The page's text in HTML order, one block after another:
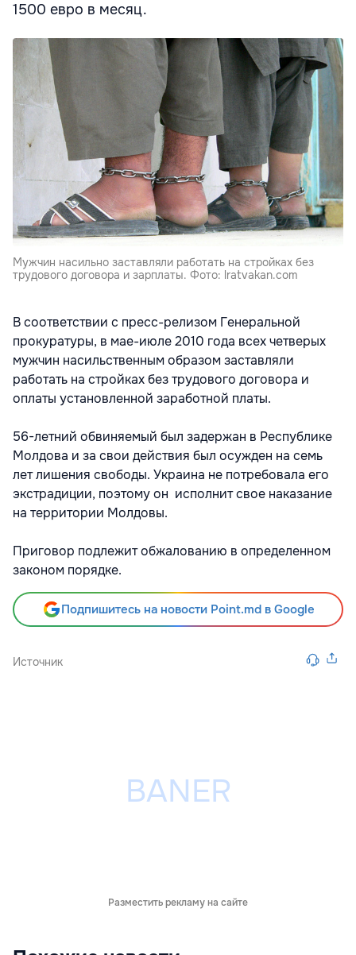
1500 евро в месяц.
Мужчин насильно заставляли работать на стройках без
трудового договора и зарплаты. Фото: lratvakan.com
В соответствии с пресс-релизом Генеральной
прокуратуры, в мае-июле 2010 года всех четверых
мужчин насильственным образом заставляли
работать на стройках без трудового договора и
оплаты установленной заработной платы.
56-летний обвиняемый был задержан в Республике
Молдова и за свои действия был осужден на семь
лет лишения свободы. Украина не потребовала его
экстрадиции, поэтому он исполнит свое наказание
на территории Молдовы.
Приговор подлежит обжалованию в определенном
законом порядке.
Подпишитесь на новости Point.md в Google
Источник
Разместить рекламу на сайте